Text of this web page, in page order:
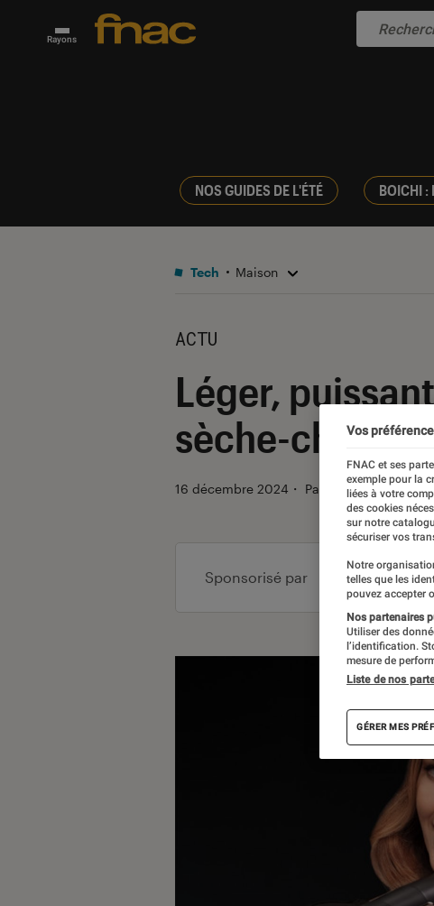
Rayons
NOS GUIDES DE L'ÉTÉ BOICHI :
Tech Maison
ACTU
Léger,
sèche-
16 décembre 2024 ・ Par Mélany
Sponsorisé par
Vos
FNAC et ses
exemple pour la
liées à votre
des cookies
sur notre
sécuriser vos
Notre
telles que les
pouvez accepter
Nos partenaires
Utiliser des
l’identification.
mesure de
Liste de nos
GÉRER MES